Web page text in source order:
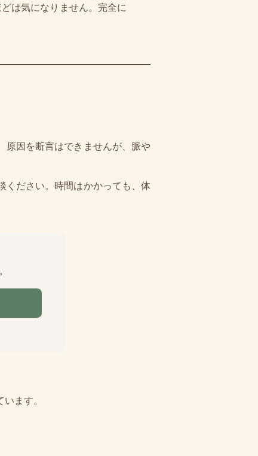
は気になりません。完全に
原因を断言はできませんが、脈や
ください。時間はかかっても、体
ます。